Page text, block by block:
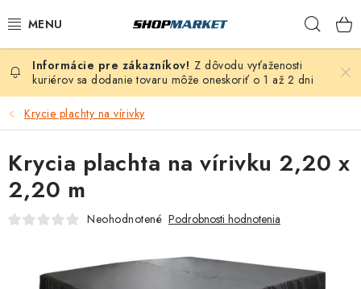
na
VÍRIVÉ VANE
SAUNY
BAZÉNY
NAFUKOVACIE VÍRIVKY
ZÁHRADA
Z dôvodu vyťaženosti
kuriérov sa dodanie tovaru môže oneskoriť o 1 až 2 dni
Krycie plachty na vírivky
Krycia plachta na vírivku 2,20 x
2,20 m
Neohodnotené Podrobnosti hodnotenia